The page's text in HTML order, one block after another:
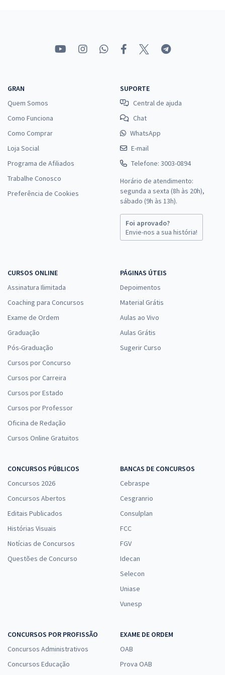
Controle Externo - Ciências Atuariais
Comprar
TCE SC - Tribunal de Contas do Estado de Santa Catarina -
Conhecimentos Específicos para o Cargo de Auditor Fiscal de
à vista
R$23,33
TCE SC - Tribunal de Contas do Estado de Santa Catarina - Auditor
Fiscal de Controle Externo - Engenharia Civil
à vista
Economize R$ 158,16 (-20%)
GRAN
Quem Somos
Como Funciona
Como Comprar
Loja Social
Programa de Afiliados
Trabalhe Conosco
Preferência de Cookies
SUPORTE
Central de ajuda
Chat
WhatsApp
E-mail
Telefone: 3003-0894
Horário de atendimento:
segunda a sexta (8h às 20h),
sábado (9h às 13h).
Foi aprovado?
Envie-nos a sua história!
CURSOS ONLINE
Assinatura Ilimitada
Coaching para Concursos
Exame de Ordem
Graduação
Pós-Graduação
Cursos por Concurso
Cursos por Carreira
Cursos por Estado
Cursos por Professor
Oficina de Redação
Cursos Online Gratuitos
PÁGINAS ÚTEIS
Depoimentos
Material Grátis
Aulas ao Vivo
Aulas Grátis
Sugerir Curso
CONCURSOS PÚBLICOS
Concursos 2026
Concursos Abertos
Editais Publicados
Histórias Visuais
Notícias de Concursos
Questões de Concurso
BANCAS DE CONCURSOS
Cebraspe
Cesgranrio
Consulplan
FCC
FGV
Idecan
Selecon
Uniase
Vunesp
CONCURSOS POR PROFISSÃO
Concursos Administrativos
Concursos Educação
EXAME DE ORDEM
OAB
Prova OAB